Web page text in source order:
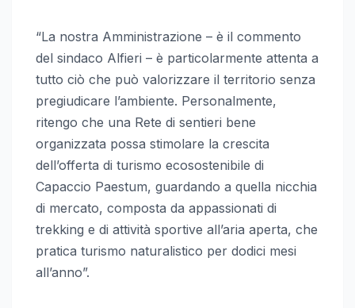
“La nostra Amministrazione – è il commento
del sindaco Alfieri – è particolarmente attenta a
tutto ciò che può valorizzare il territorio senza
pregiudicare l’ambiente. Personalmente,
ritengo che una Rete di sentieri bene
organizzata possa stimolare la crescita
dell’offerta di turismo ecosostenibile di
Capaccio Paestum, guardando a quella nicchia
di mercato, composta da appassionati di
trekking e di attività sportive all’aria aperta, che
pratica turismo naturalistico per dodici mesi
all’anno”.